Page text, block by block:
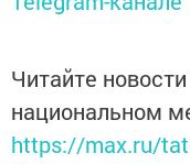
Читайте
национальном
https://max.ru/